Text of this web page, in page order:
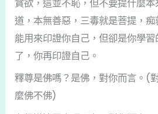
貪欲，這並不恥，但不要提什麼
道，本無善惡，三毒就是菩提，
能用來印證你自己，但卻是你學
了，你再印證自己。
釋尊是佛嗎？是佛，對你而言。(
麼佛不佛)